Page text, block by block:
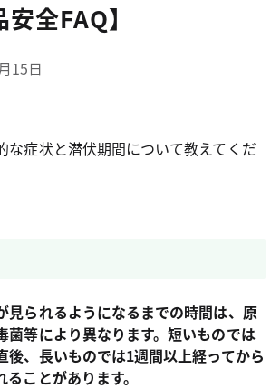
全FAQ】
15日
な症状と潜伏期間について教えてくだ
見られるようになるまでの時間は、原
菌等により異なります。短いものでは
後、長いものでは1週間以上経ってから
ことがあります。